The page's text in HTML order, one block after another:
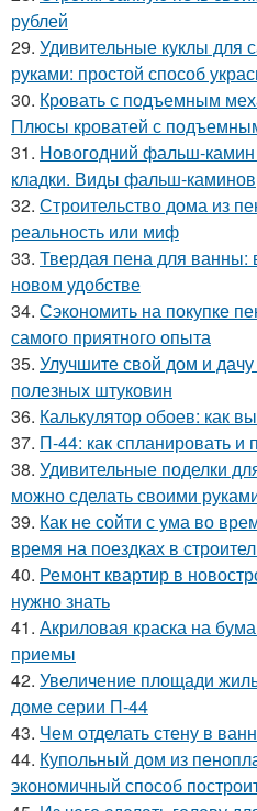
рублей
29. Удивительные куклы для
руками: простой способ
30. Кровать с подъемным
Плюсы кроватей с
31. Новогодний фальш-
кладки. Виды фальш-каминов
32. Строительство дома из
реальность или миф
33. Твердая пена для ванны:
новом удобстве
34. Сэкономить на покупке
самого приятного опыта
35. Улучшите свой дом и
полезных штуковин
36. Калькулятор обоев: как
37. П-44: как спланировать и
38. Удивительные поделки
можно сделать своими
39. Как не сойти с ума во
время на поездках в
40. Ремонт квартир в
нужно знать
41. Акриловая краска на
приемы
42. Увеличение площади
доме серии П-44
43. Чем отделать стену в
44. Купольный дом из
экономичный способ